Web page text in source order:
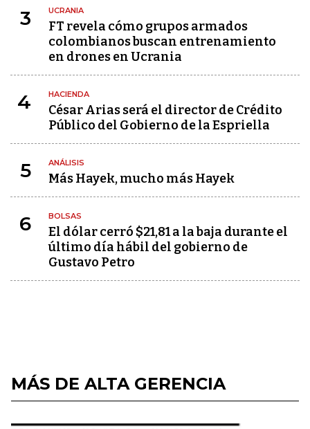
3 UCRANIA
FT revela cómo grupos armados
colombianos buscan entrenamiento
en drones en Ucrania
4 HACIENDA
César Arias será el director de Crédito
Público del Gobierno de la Espriella
5 ANÁLISIS
Más Hayek, mucho más Hayek
6 BOLSAS
El dólar cerró $21,81 a la baja durante el
último día hábil del gobierno de
Gustavo Petro
MÁS DE ALTA GERENCIA